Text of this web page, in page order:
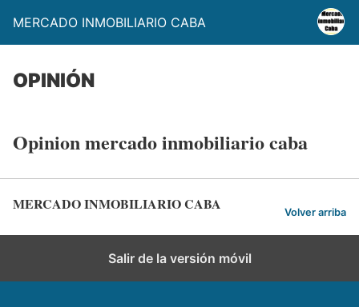
MERCADO INMOBILIARIO CABA
OPINIÓN
Opinion mercado inmobiliario caba
MERCADO INMOBILIARIO CABA Volver arriba
Salir de la versión móvil